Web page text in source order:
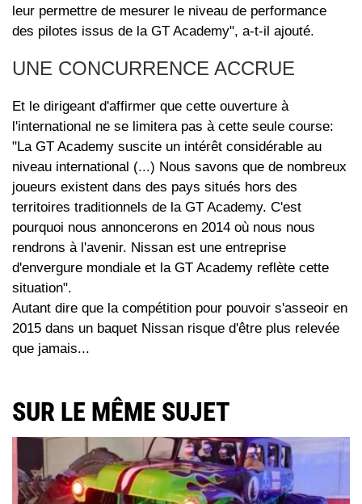
leur permettre de mesurer le niveau de performance
des pilotes issus de la GT Academy", a-t-il ajouté.
UNE CONCURRENCE ACCRUE
Et le dirigeant d'affirmer que cette ouverture à
l'international ne se limitera pas à cette seule course:
"La GT Academy suscite un intérêt considérable au
niveau international (...) Nous savons que de nombreux
joueurs existent dans des pays situés hors des
territoires traditionnels de la GT Academy. C'est
pourquoi nous annoncerons en 2014 où nous nous
rendrons à l'avenir. Nissan est une entreprise
d'envergure mondiale et la GT Academy reflète cette
situation".
Autant dire que la compétition pour pouvoir s'asseoir en
2015 dans un baquet Nissan risque d'être plus relevée
que jamais...
SUR LE MÊME SUJET